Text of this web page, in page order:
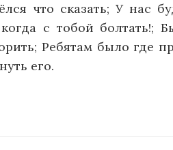
что сказать; У нас
с тобой болтать!;
Ребятам было где
его.